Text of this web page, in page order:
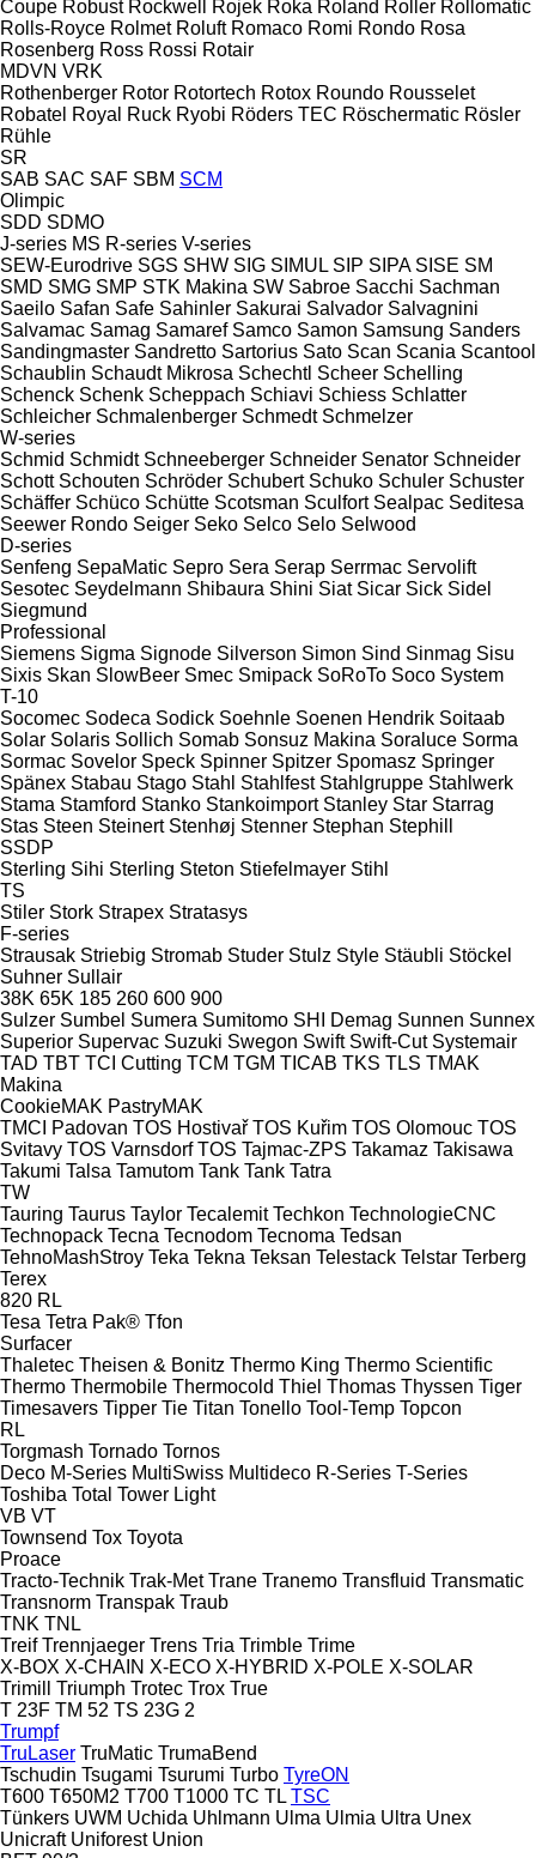
Coupe Robust Rockwell Rojek Roka Roland Roller Rollomatic
Rolls-Royce Rolmet Roluft Romaco Romi Rondo Rosa
Rosenberg Ross Rossi Rotair
MDVN VRK
Rothenberger Rotor Rotortech Rotox Roundo Rousselet
Robatel Royal Ruck Ryobi Röders TEC Röschermatic Rösler
Rühle
SR
SAB SAC SAF SBM SCM
Olimpic
SDD SDMO
J-series MS R-series V-series
SEW-Eurodrive SGS SHW SIG SIMUL SIP SIPA SISE SM
SMD SMG SMP STK Makina SW Sabroe Sacchi Sachman
Saeilo Safan Safe Sahinler Sakurai Salvador Salvagnini
Salvamac Samag Samaref Samco Samon Samsung Sanders
Sandingmaster Sandretto Sartorius Sato Scan Scania Scantool
Schaublin Schaudt Mikrosa Schechtl Scheer Schelling
Schenck Schenk Scheppach Schiavi Schiess Schlatter
Schleicher Schmalenberger Schmedt Schmelzer
W-series
Schmid Schmidt Schneeberger Schneider Senator Schneider
Schott Schouten Schröder Schubert Schuko Schuler Schuster
Schäffer Schüco Schütte Scotsman Sculfort Sealpac Seditesa
Seewer Rondo Seiger Seko Selco Selo Selwood
D-series
Senfeng SepaMatic Sepro Sera Serap Serrmac Servolift
Sesotec Seydelmann Shibaura Shini Siat Sicar Sick Sidel
Siegmund
Professional
Siemens Sigma Signode Silverson Simon Sind Sinmag Sisu
Sixis Skan SlowBeer Smec Smipack SoRoTo Soco System
T-10
Socomec Sodeca Sodick Soehnle Soenen Hendrik Soitaab
Solar Solaris Sollich Somab Sonsuz Makina Soraluce Sorma
Sormac Sovelor Speck Spinner Spitzer Spomasz Springer
Spänex Stabau Stago Stahl Stahlfest Stahlgruppe Stahlwerk
Stama Stamford Stanko Stankoimport Stanley Star Starrag
Stas Steen Steinert Stenhøj Stenner Stephan Stephill
SSDP
Sterling Sihi Sterling Steton Stiefelmayer Stihl
TS
Stiler Stork Strapex Stratasys
F-series
Strausak Striebig Stromab Studer Stulz Style Stäubli Stöckel
Suhner Sullair
38K 65K 185 260 600 900
Sulzer Sumbel Sumera Sumitomo SHI Demag Sunnen Sunnex
Superior Supervac Suzuki Swegon Swift Swift-Cut Systemair
TAD TBT TCI Cutting TCM TGM TICAB TKS TLS TMAK
Makina
CookieMAK PastryMAK
TMCI Padovan TOS Hostivař TOS Kuřim TOS Olomouc TOS
Svitavy TOS Varnsdorf TOS Tajmac-ZPS Takamaz Takisawa
Takumi Talsa Tamutom Tank Tank Tatra
TW
Tauring Taurus Taylor Tecalemit Techkon TechnologieCNC
Technopack Tecna Tecnodom Tecnoma Tedsan
TehnoMashStroy Teka Tekna Teksan Telestack Telstar Terberg
Terex
820 RL
Tesa Tetra Pak® Tfon
Surfacer
Thaletec Theisen & Bonitz Thermo King Thermo Scientific
Thermo Thermobile Thermocold Thiel Thomas Thyssen Tiger
Timesavers Tipper Tie Titan Tonello Tool-Temp Topcon
RL
Torgmash Tornado Tornos
Deco M-Series MultiSwiss Multideco R-Series T-Series
Toshiba Total Tower Light
VB VT
Townsend Tox Toyota
Proace
Tracto-Technik Trak-Met Trane Tranemo Transfluid Transmatic
Transnorm Transpak Traub
TNK TNL
Treif Trennjaeger Trens Tria Trimble Trime
X-BOX X-CHAIN X-ECO X-HYBRID X-POLE X-SOLAR
Trimill
Triumph Trotec Trox True
T 23F TM 52 TS 23G 2
Trumpf
TruLaser TruMatic TrumaBend
Tschudin Tsugami Tsurumi Turbo TyreON
T600 T650M2 T700 T1000 TC TL TSC
Tünkers UWM Uchida Uhlmann Ulma Ulmia Ultra Unex
Unicraft Uniforest Union